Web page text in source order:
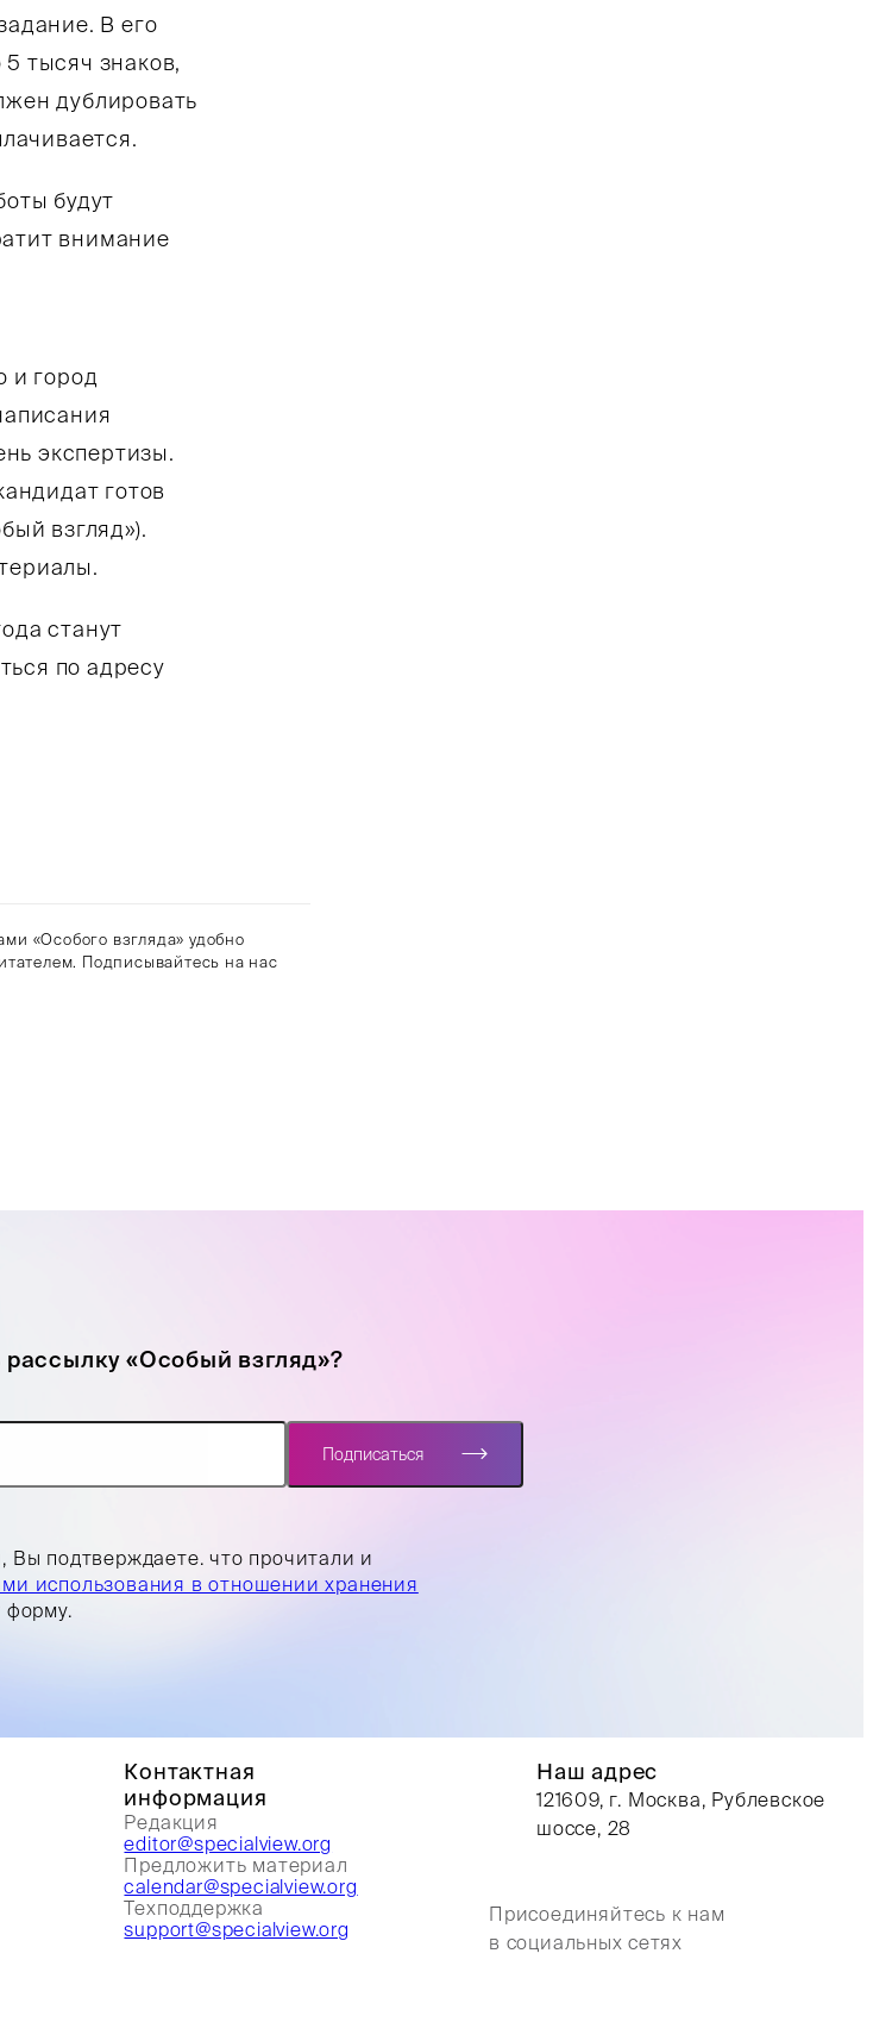
В его
тысяч знаков,
дублировать
будут
внимание
и город
экспертизы.
готов
взгляд»).
станут
по адресу
«Особого взгляда» удобно
Подписывайтесь на нас
рассылку «Особый взгляд»?
Вы подтверждаете. что прочитали и
использования в отношении хранения
форму.
Подписаться
Контактная
информация
Редакция
editor@specialview.org
Предложить материал
calendar@specialview.org
Техподдержка
support@specialview.org
Наш адрес
121609, г. Москва, Рублевское
шоссе, 28
Присоединяйтесь к нам
в социальных сетях